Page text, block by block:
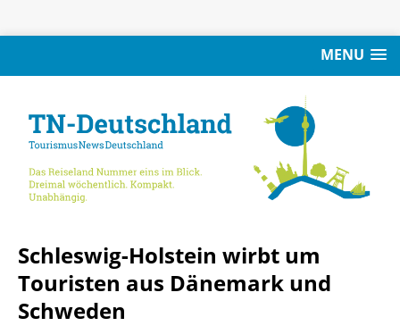
MENU
Schleswig-Holstein wirbt um
Touristen aus Dänemark und
Schweden